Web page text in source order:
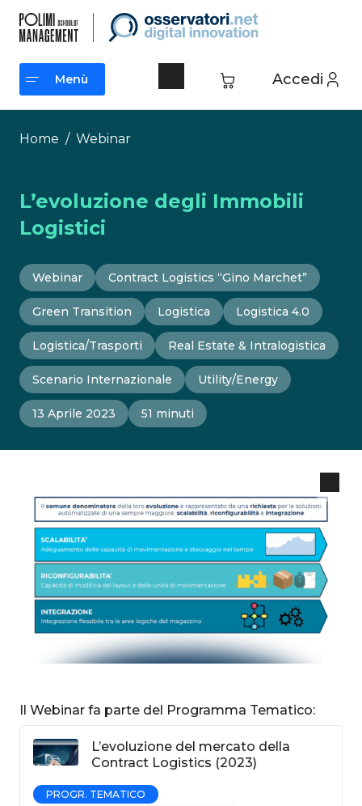
contenuto
Accedi
Menù
Menù
Home / Webinar
L’evoluzione degli Immobili
Logistici
Webinar Contract Logistics “Gino Marchet”
Green Transition Logistica Logistica 4.0
Logistica/Trasporti Real Estate & Intralogistica
Scenario Internazionale Utility/Energy
13 Aprile 2023 51 minuti
Il Webinar fa parte del Programma Tematico:
L’evoluzione del mercato della
Contract Logistics (2023)
PROGR. TEMATICO